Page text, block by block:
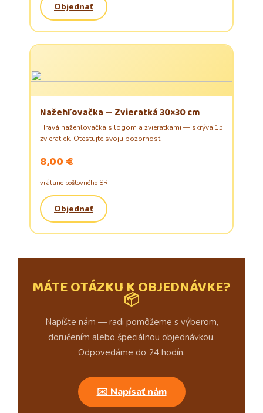
Objednať
Nažehľovačka — Zvieratká 30×30 cm
Hravá nažehľovačka s logom a zvieratkami — skrýva 15
zvieratiek. Otestujte svoju pozornosť!
8,00 €
vrátane poštovného SR
Objednať
MÁTE OTÁZKU K OBJEDNÁVKE?
📦
Napíšte nám — radi pomôžeme s výberom,
doručením alebo špeciálnou objednávkou.
Odpovedáme do 24 hodín.
✉️ Napísať nám